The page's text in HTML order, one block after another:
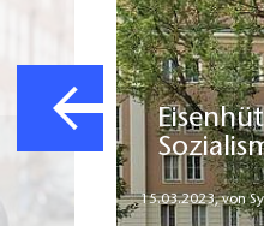
Eisenhüttenstadt - Vom
15.03.2023,von